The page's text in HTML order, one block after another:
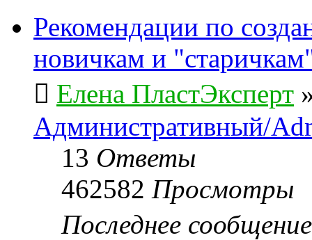
Рекомендации по
новичкам и
Елена ПластЭксперт
Административный/
13 Ответы
462582 Просмотры
Последнее